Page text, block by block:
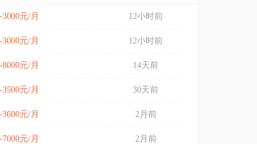
3000元/月 12小时前
3000元/月 12小时前
8000元/月 14天前
3500元/月 30天前
3600元/月 2月前
7000元/月 2月前